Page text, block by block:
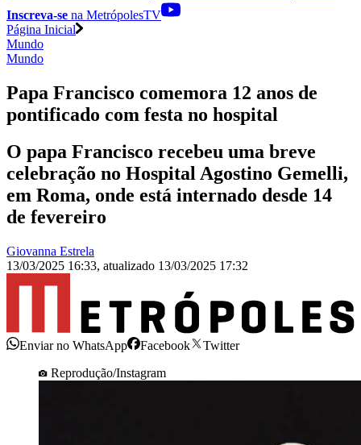
Inscreva-se na MetrópolesTV
Página Inicial
Mundo
Mundo
Papa Francisco comemora 12 anos de
pontificado com festa no hospital
O papa Francisco recebeu uma breve
celebração no Hospital Agostino Gemelli,
em Roma, onde está internado desde 14
de fevereiro
Giovanna Estrela
13/03/2025 16:33, atualizado 13/03/2025 17:32
Enviar no WhatsApp Facebook
Twitter
Reprodução/Instagram